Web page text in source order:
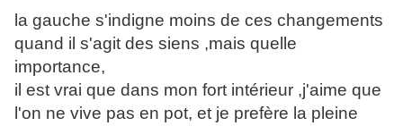
la gauche s'indigne moins de ces changements
quand il s'agit des siens ,mais quelle
importance,
il est vrai que dans mon fort intérieur ,j'aime que
l'on ne vive pas en pot, et je prefère la pleine